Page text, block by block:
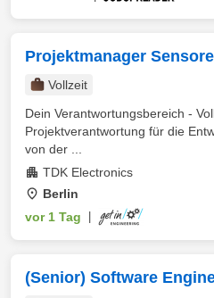
Projektmanager
Vollzeit
Dein Verantwortungsbereich -
Projektverantwortung für die
von der ...
TDK Electronics
Berlin
vor 1 Tag
(Senior) Software